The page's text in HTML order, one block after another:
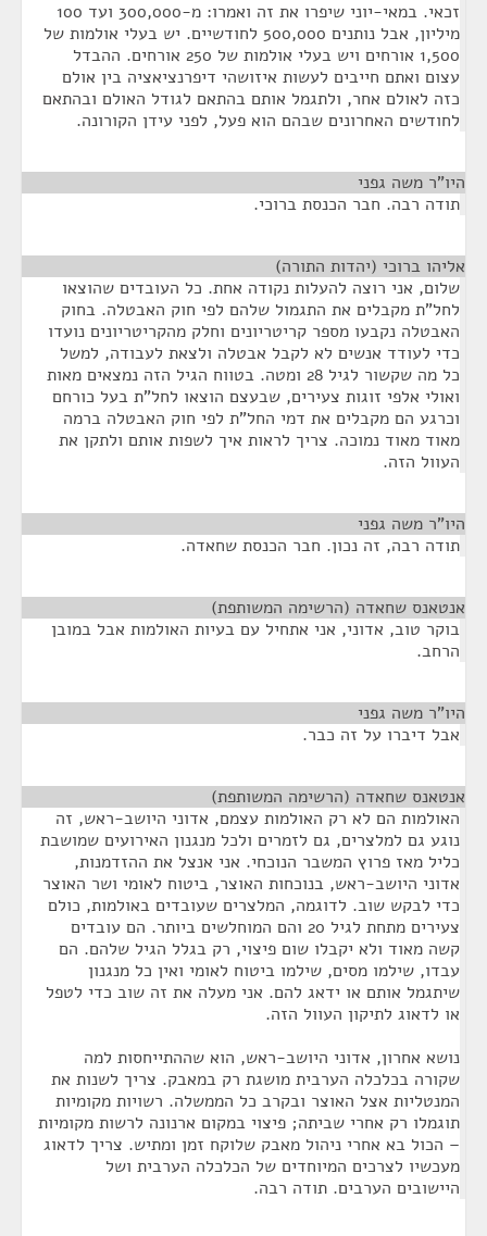
זכאי. במאי-יוני שיפרו את זה ואמרו: מ-300,000 ועד 100
מיליון, אבל נותנים 500,000 לחודשיים. יש בעלי אולמות של
1,500 אורחים ויש בעלי אולמות של 250 אורחים. ההבדל
עצום ואתם חייבים לעשות איזושהי דיפרנציאציה בין אולם
כזה לאולם אחר, ולתגמל אותם בהתאם לגודל האולם ובהתאם
לחודשים האחרונים שבהם הוא פעל, לפני עידן הקורונה.
היו"ר משה גפני
תודה רבה. חבר הכנסת ברוכי.
אליהו ברוכי (יהדות התורה)
שלום, אני רוצה להעלות נקודה אחת. כל העובדים שהוצאו
לחל"ת מקבלים את התגמול שלהם לפי חוק האבטלה. בחוק
האבטלה נקבעו מספר קריטריונים וחלק מהקריטריונים נועדו
כדי לעודד אנשים לא לקבל אבטלה ולצאת לעבודה, למשל
כל מה שקשור לגיל 28 ומטה. בטווח הגיל הזה נמצאים מאות
ואולי אלפי זוגות צעירים, שבעצם הוצאו לחל"ת בעל כורחם
וכרגע הם מקבלים את דמי החל"ת לפי חוק האבטלה ברמה
מאוד מאוד נמוכה. צריך לראות איך לשפות אותם ולתקן את
העוול הזה.
היו"ר משה גפני
תודה רבה, זה נכון. חבר הכנסת שחאדה.
אנטאנס שחאדה (הרשימה המשותפת)
בוקר טוב, אדוני, אני אתחיל עם בעיות האולמות אבל במובן
הרחב.
היו"ר משה גפני
אבל דיברו על זה כבר.
אנטאנס שחאדה (הרשימה המשותפת)
האולמות הם לא רק האולמות עצמם, אדוני היושב-ראש, זה
נוגע גם למלצרים, גם לזמרים ולכל מנגנון האירועים שמושבת
כליל מאז פרוץ המשבר הנוכחי. אני אנצל את ההזדמנות,
אדוני היושב-ראש, בנוכחות האוצר, ביטוח לאומי ושר האוצר
כדי לבקש שוב. לדוגמה, המלצרים שעובדים באולמות, כולם
צעירים מתחת לגיל 20 והם המוחלשים ביותר. הם עובדים
קשה מאוד ולא יקבלו שום פיצוי, רק בגלל הגיל שלהם. הם
עבדו, שילמו מסים, שילמו ביטוח לאומי ואין כל מנגנון
שיתגמל אותם או ידאג להם. אני מעלה את זה שוב כדי לטפל
או לדאוג לתיקון העוול הזה.
נושא אחרון, אדוני היושב-ראש, הוא שההתייחסות למה
שקורה בכלכלה הערבית מושגת רק במאבק. צריך לשנות את
המנטליות אצל האוצר ובקרב כל הממשלה. רשויות מקומיות
תוגמלו רק אחרי שביתה; פיצוי במקום ארנונה לרשות מקומיות
– הכול בא אחרי ניהול מאבק שלוקח זמן ומתיש. צריך לדאוג
מעכשיו לצרכים המיוחדים של הכלכלה הערבית ושל
היישובים הערבים. תודה רבה.